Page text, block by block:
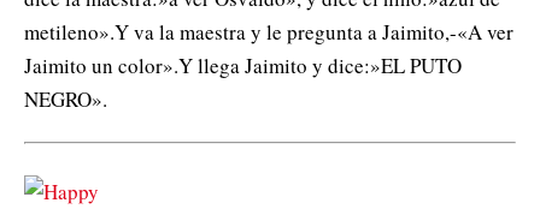
metileno».Y va la maestra y le pregunta a Jaimito,-«A ver
Jaimito un color».Y llega Jaimito y dice:»EL PUTO
NEGRO».